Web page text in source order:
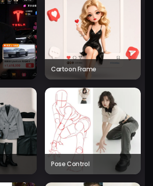
Cartoon Frame
Pose Control